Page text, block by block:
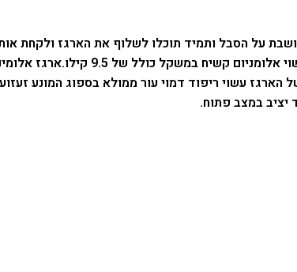
ארגז אלומיניום לאופנוע
הארגז עשוי ריפוד דמוי עור ממולא בספוג המונע
במצב פתוח.